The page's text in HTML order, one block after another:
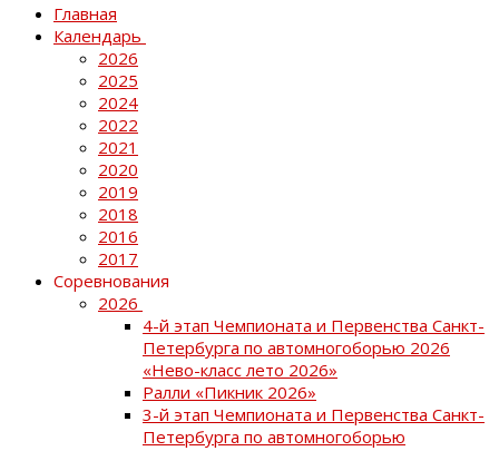
Главная
Календарь
2026
2025
2024
2022
2021
2020
2019
2018
2016
2017
Соревнования
2026
4-й этап Чемпионата и Первенства Санкт-
Петербурга по автомногоборью 2026
«Нево-класс лето 2026»
Ралли «Пикник 2026»
3-й этап Чемпионата и Первенства Санкт-
Петербурга по автомногоборью